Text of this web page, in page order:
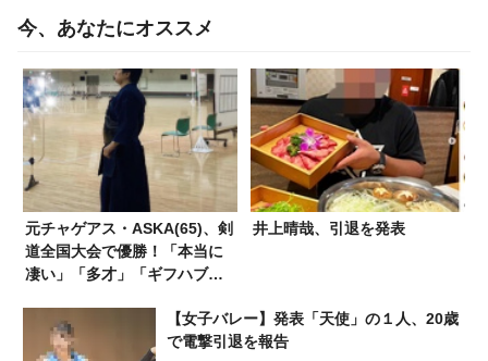
今、あなたにオススメ
元チャゲアス・ASKA(65)、剣
道全国大会で優勝！「本当に
凄い」「多才」「ギフハブを
井上晴哉、引退を発表
【女子バレー】発表「天使」の１人、20歳
で電撃引退を報告